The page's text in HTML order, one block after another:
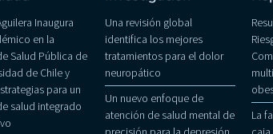
Inaugura
en la
Salud Pública de
de Chile y
para un
salud integrado
Una revisión global
identifica los mejores
tratamientos para el dolor
neuropático
Un nuevo enfoque de
atención de salud mental de
La